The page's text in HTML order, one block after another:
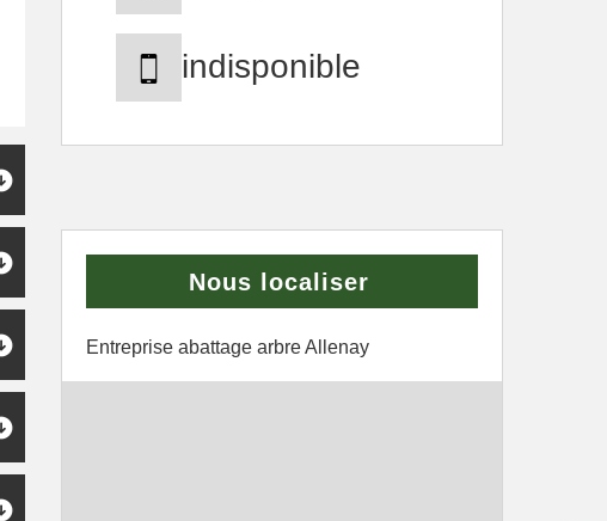
indisponible
Nous localiser
Entreprise abattage arbre Allenay